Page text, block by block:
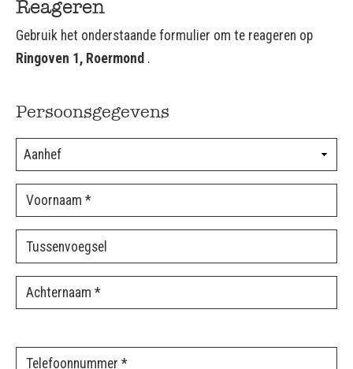
Reageren
Gebruik het onderstaande formulier om te reageren op
Ringoven 1, Roermond .
Persoonsgegevens